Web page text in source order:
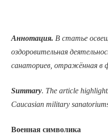
Аннотация. В статье
оздоровительная
санаториев, отражённая в
Summary. The article
Caucasian military
Военная символика